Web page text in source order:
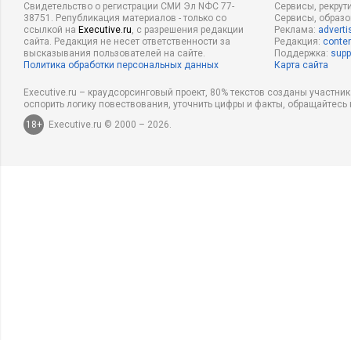
Свидетельство о регистрации СМИ Эл NФС 77-
38751. Републикация материалов - только со
ссылкой на Executive.ru, с разрешения редакции
сайта. Редакция не несет ответственности за
высказывания пользователей на сайте.
Политика обработки персональных данных
Сервисы,
Сервисы,
Реклама:
Редакция:
Поддержка:
Карта сайта
Executive.ru – краудсорсинговый проект, 80% текстов созданы
оспорить логику повествования, уточнить цифры и факты,
18+
Executive.ru © 2000 – 2026.